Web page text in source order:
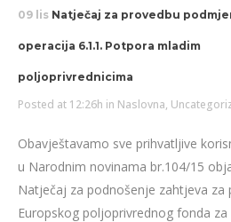
09 lis Natječaj za provedbu
operacija 6.1.1. Potpora mladim
poljoprivrednicima
Posted at 12:26h in Naslovna,
Obavještavamo sve prihvatljive
u Narodnim novinama br.104/15
Natječaj za podnošenje zahtjeva za
Europskog poljoprivrednog fonda za